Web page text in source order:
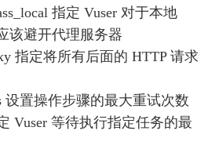
指定 Vuser 对于本地
该避开代理服务器
指定将所有后面的 HTTP 请求
设置操作步骤的最大重试次数
Vuser 等待执行指定任务的最